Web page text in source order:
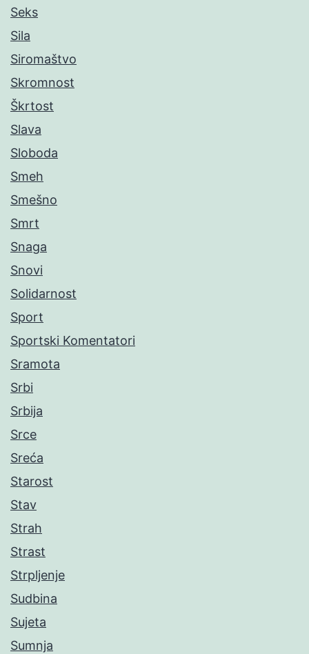
Seks
Sila
Siromaštvo
Skromnost
Škrtost
Slava
Sloboda
Smeh
Smešno
Smrt
Snaga
Snovi
Solidarnost
Sport
Sportski Komentatori
Sramota
Srbi
Srbija
Srce
Sreća
Starost
Stav
Strah
Strast
Strpljenje
Sudbina
Sujeta
Sumnja